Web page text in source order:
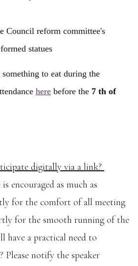
Council reform committee's
statues
to eat during the
here before the 7 th of
digitally via a link?
encouraged as much as
for the comfort of all meeting
for the smooth running of the
have a practical need to
notify the speaker